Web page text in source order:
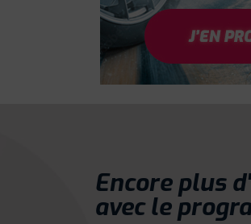
Encore plus
avec le